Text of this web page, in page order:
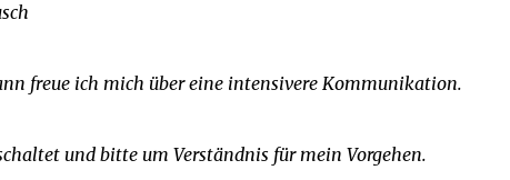
freue ich mich über eine intensivere Kommunikation.
und bitte um Verständnis für mein Vorgehen.